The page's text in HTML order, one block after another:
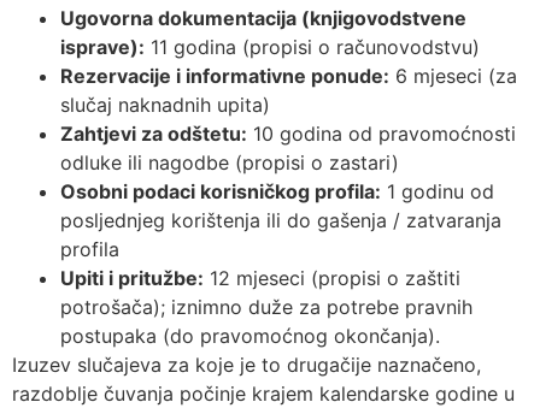
Ugovorna dokumentacija (knjigovodstvene
isprave): 11 godina (propisi o računovodstvu)
Rezervacije i informativne ponude: 6 mjeseci (za
slučaj naknadnih upita)
Zahtjevi za odštetu: 10 godina od pravomoćnosti
odluke ili nagodbe (propisi o zastari)
Osobni podaci korisničkog profila: 1 godinu od
posljednjeg korištenja ili do gašenja / zatvaranja
profila
Upiti i pritužbe: 12 mjeseci (propisi o zaštiti
potrošača); iznimno duže za potrebe pravnih
postupaka (do pravomoćnog okončanja).
Izuzev slučajeva za koje je to drugačije naznačeno,
razdoblje čuvanja počinje krajem kalendarske godine u